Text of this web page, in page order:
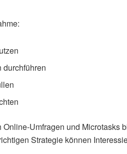
durchführen
Umfragen und Microtasks
Strategie können